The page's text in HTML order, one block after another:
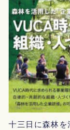
十三日に森林